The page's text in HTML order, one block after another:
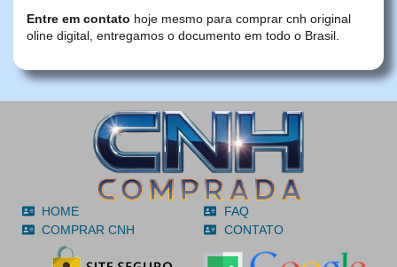
Entre em contato hoje mesmo para comprar cnh original
oline digital, entregamos o documento em todo o Brasil.
HOME
COMPRAR CNH
FAQ
CONTATO